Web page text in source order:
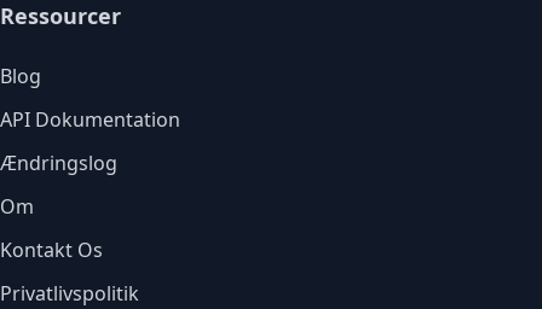
Ressourcer
Blog
API Dokumentation
Ændringslog
Om
Kontakt Os
Privatlivspolitik